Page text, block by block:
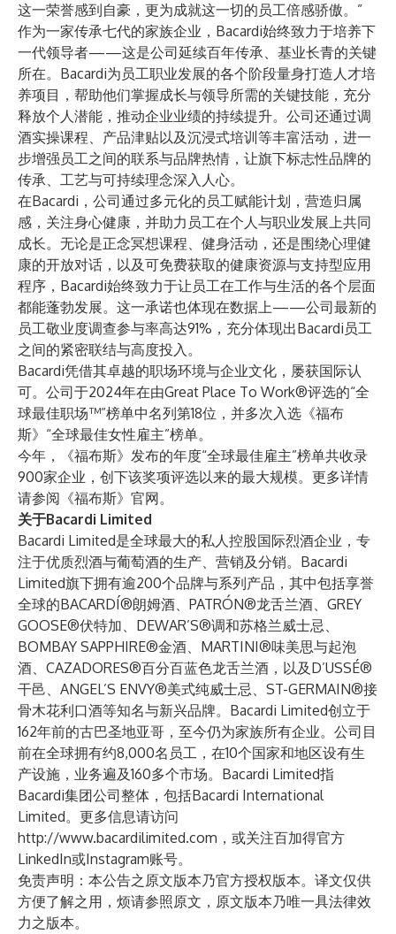
这一荣誉感到自豪，更为成就这一切的员工倍感骄傲。”
作为一家传承七代的家族企业，Bacardi始终致力于培养下
一代领导者——这是公司延续百年传承、基业长青的关键
所在。Bacardi为员工职业发展的各个阶段量身打造人才培
养项目，帮助他们掌握成长与领导所需的关键技能，充分
释放个人潜能，推动企业业绩的持续提升。公司还通过调
酒实操课程、产品津贴以及沉浸式培训等丰富活动，进一
步增强员工之间的联系与品牌热情，让旗下标志性品牌的
传承、工艺与可持续理念深入人心。
在Bacardi，公司通过多元化的员工赋能计划，营造归属
感，关注身心健康，并助力员工在个人与职业发展上共同
成长。无论是正念冥想课程、健身活动，还是围绕心理健
康的开放对话，以及可免费获取的健康资源与支持型应用
程序，Bacardi始终致力于让员工在工作与生活的各个层面
都能蓬勃发展。这一承诺也体现在数据上——公司最新的
员工敬业度调查参与率高达91%，充分体现出Bacardi员工
之间的紧密联结与高度投入。
Bacardi凭借其卓越的职场环境与企业文化，屡获国际认
可。公司于2024年在由Great Place To Work®评选的“全
球最佳职场™”榜单中名列第18位 ，并多次入选《福布
斯》“全球最佳女性雇主”榜单。
今年，《福布斯》发布的年度“全球最佳雇主”榜单共收录
900家企业，创下该奖项评选以来的最大规模。更多详情
请参阅 《福布斯》 官网。
关于Bacardi Limited
Bacardi Limited是全球最大的私人控股国际烈酒企业，专
注于优质烈酒与葡萄酒的生产、营销及分销。Bacardi
Limited旗下拥有逾200个品牌与系列产品，其中包括享誉
全球的BACARDÍ®朗姆酒、PATRÓN®龙舌兰酒、GREY
GOOSE®伏特加、DEWAR’S®调和苏格兰威士忌、
BOMBAY SAPPHIRE®金酒、MARTINI®味美思与起泡
酒、CAZADORES®百分百蓝色龙舌兰酒，以及D’USSÉ®
干邑、ANGEL’S ENVY®美式纯威士忌、ST-GERMAIN®接
骨木花利口酒等知名与新兴品牌。Bacardi Limited创立于
162年前的古巴圣地亚哥，至今仍为家族所有企业。公司目
前在全球拥有约8,000名员工，在10个国家和地区设有生
产设施，业务遍及160多个市场。Bacardi Limited指
Bacardi集团公司整体，包括Bacardi International
Limited。更多信息请访问
http://www.bacardilimited.com ，或关注百加得官方
LinkedIn或Instagram账号。
免责声明：本公告之原文版本乃官方授权版本。译文仅供
方便了解之用，烦请参照原文，原文版本乃唯一具法律效
力之版本。